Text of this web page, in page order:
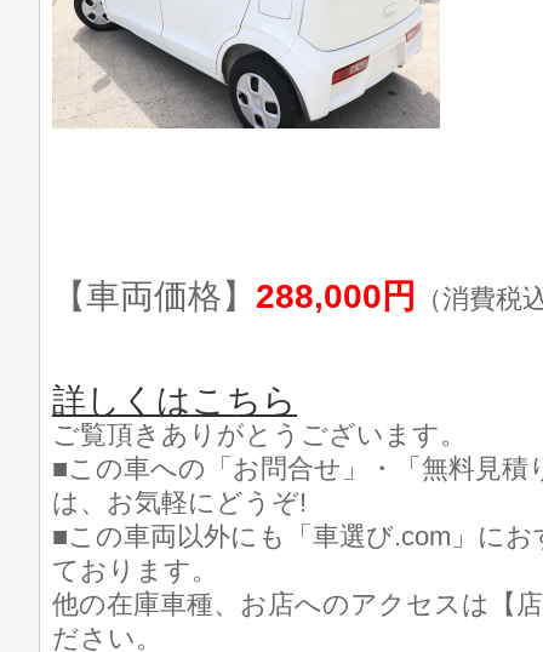
【車両価格】 288,000円 （消費税
詳しくはこちら
ご覧頂きありがとうございます。
■この車への「お問合せ」・「無料見積
は、お気軽にどうぞ!
■この車両以外にも「車選び.com」に
ております。
他の在庫車種、お店へのアクセスは【
ださい。